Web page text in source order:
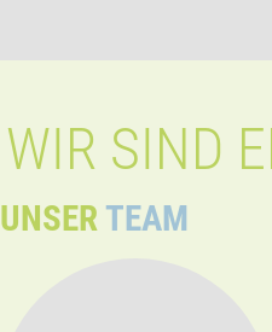
WIR SIND
UNSER TEAM